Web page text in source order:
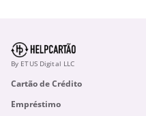
By ETUS Digital LLC
Cartão de Crédito
Empréstimo